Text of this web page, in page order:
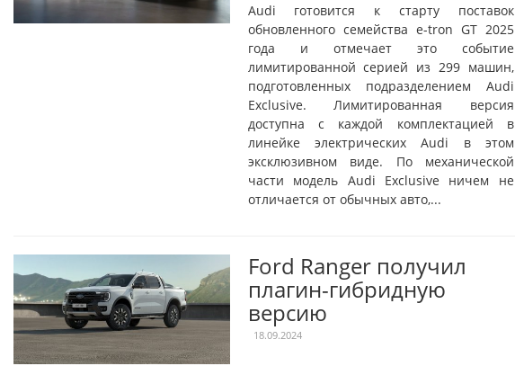
Audi готовится к старту поставок
обновленного семейства e-tron GT 2025
года и отмечает это событие
лимитированной серией из 299 машин,
подготовленных подразделением Audi
Exclusive. Лимитированная версия
доступна с каждой комплектацией в
линейке электрических Audi в этом
эксклюзивном виде. По механической
части модель Audi Exclusive ничем не
отличается от обычных авто,...
Ford Ranger получил
плагин-гибридную
версию
18.09.2024